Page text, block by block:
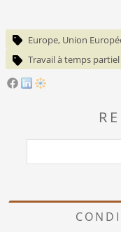
Europe, Union
Travail à temps partiel